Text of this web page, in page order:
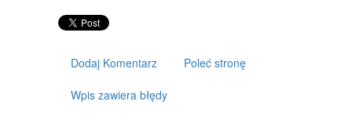
Dodaj Komentarz Poleć stronę
Wpis zawiera błędy